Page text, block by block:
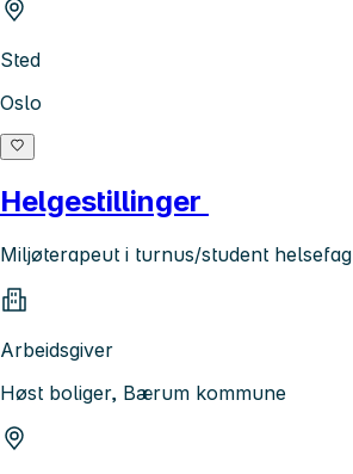
Sted
Oslo
Helgestillinger
Miljøterapeut i turnus/student helsefag
Arbeidsgiver
Høst boliger, Bærum kommune